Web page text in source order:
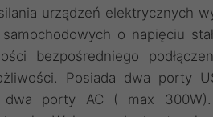
urządzeń elektrycznych
o napięciu
bezpośredniego
Posiada dwa porty
dwa porty AC ( max